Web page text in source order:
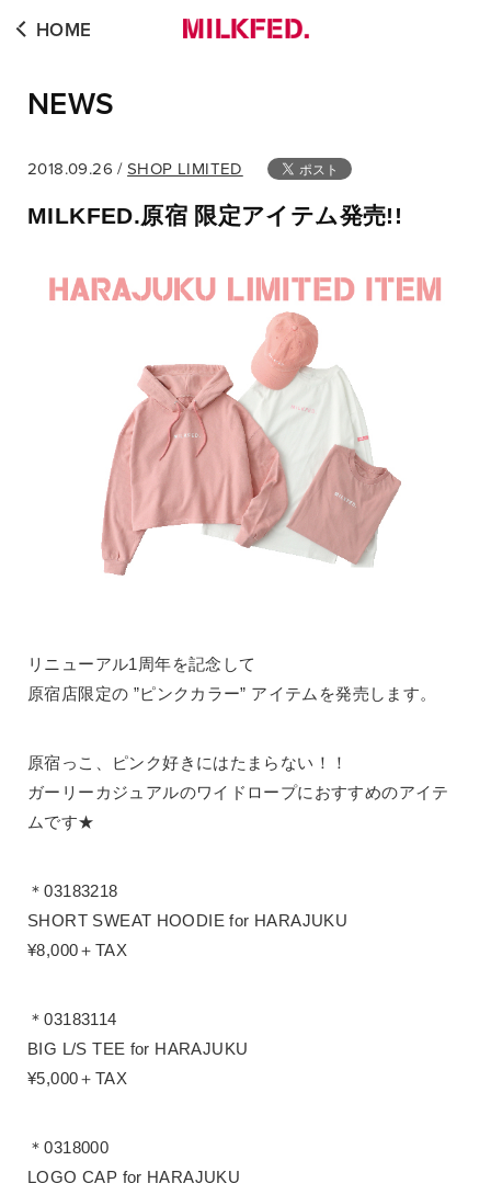
NEWS
HOME
2018.09.26 /SHOP LIMITED
MILKFED.原宿 限定アイテム発売!!
リニューアル1周年を記念して
原宿店限定の ”ピンクカラー” アイテムを発売します。
原宿っこ、ピンク好きにはたまらない！！
ガーリーカジュアルのワイドロープにおすすめのアイテ
ムです★
＊03183218
SHORT SWEAT HOODIE for HARAJUKU
¥8,000＋TAX
＊03183114
BIG L/S TEE for HARAJUKU
¥5,000＋TAX
＊0318000
LOGO CAP for HARAJUKU